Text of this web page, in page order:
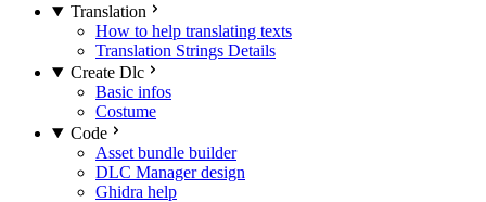
Translation
How to help translating texts
Translation Strings Details
Create Dlc
Basic infos
Costume
Code
Asset bundle builder
DLC Manager design
Ghidra help